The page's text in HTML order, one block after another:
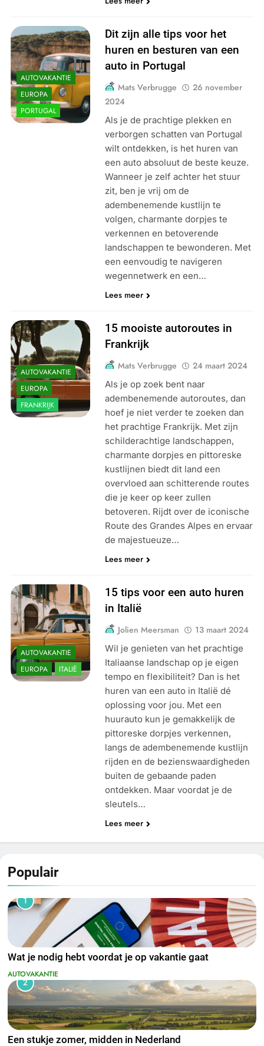
AUTOVAKANTIE
EUROPA
PORTUGAL
Dit zijn alle tips voor het
huren en besturen van een
auto in Portugal
Mats Verbrugge
26 november
2024
Als je de prachtige plekken en
verborgen schatten van Portugal
wilt ontdekken, is het huren van
een auto absoluut de beste keuze.
Wanneer je zelf achter het stuur
zit, ben je vrij om de
adembenemende kustlijn te
volgen, charmante dorpjes te
verkennen en betoverende
landschappen te bewonderen. Met
een eenvoudig te navigeren
wegennetwerk en een…
Lees meer
AUTOVAKANTIE
EUROPA
FRANKRIJK
15 mooiste autoroutes in
Frankrijk
Mats Verbrugge 24 maart 2024
Als je op zoek bent naar
adembenemende autoroutes, dan
hoef je niet verder te zoeken dan
het prachtige Frankrijk. Met zijn
schilderachtige landschappen,
charmante dorpjes en pittoreske
kustlijnen biedt dit land een
overvloed aan schitterende routes
die je keer op keer zullen
betoveren. Rijdt over de iconische
Route des Grandes Alpes en ervaar
de majestueuze…
Lees meer
AUTOVAKANTIE
EUROPA
ITALIË
15 tips voor een auto huren
in Italië
Jolien Meersman 13 maart 2024
Wil je genieten van het prachtige
Italiaanse landschap op je eigen
tempo en flexibiliteit? Dan is het
huren van een auto in Italië dé
oplossing voor jou. Met een
huurauto kun je gemakkelijk de
pittoreske dorpjes verkennen,
langs de adembenemende kustlijn
rijden en de bezienswaardigheden
buiten de gebaande paden
ontdekken. Maar voordat je de
sleutels…
Lees meer
Populair
1
Wat je nodig hebt voordat je op vakantie gaat
AUTOVAKANTIE
2
Een stukje zomer, midden in Nederland